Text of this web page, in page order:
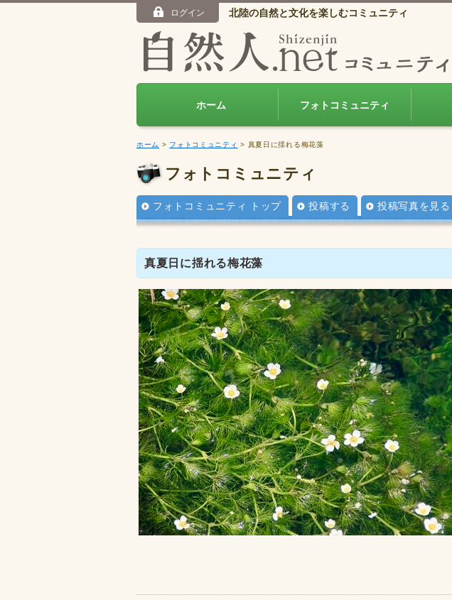
ログイン 北陸の自然と文化を楽しむコミュニティ
ホーム フォトコミュニティ
ホーム > フォトコミュニティ > 真夏日に揺れる梅花藻
フォトコミュニティ
フォトコミュニティ トップ 投稿する 投稿写真を見る
真夏日に揺れる梅花藻